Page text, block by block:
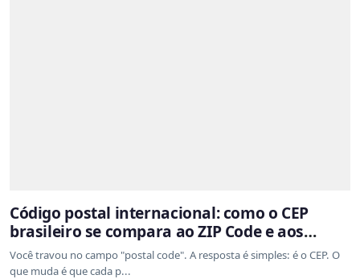
Código postal internacional: como o CEP
brasileiro se compara ao ZIP Code e aos
sistemas de outros países
Você travou no campo "postal code". A resposta é simples: é o CEP. O
que muda é que cada p...